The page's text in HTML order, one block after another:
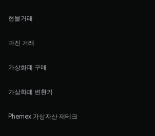
현물거래
마진 거래
가상화폐 구매
가상화폐 변환기
Phemex 가상자산 재테크